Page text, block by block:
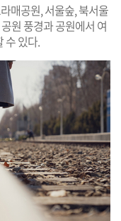
매공원, 서울숲, 북서울
원 풍경과 공원에서 여
수 있다.